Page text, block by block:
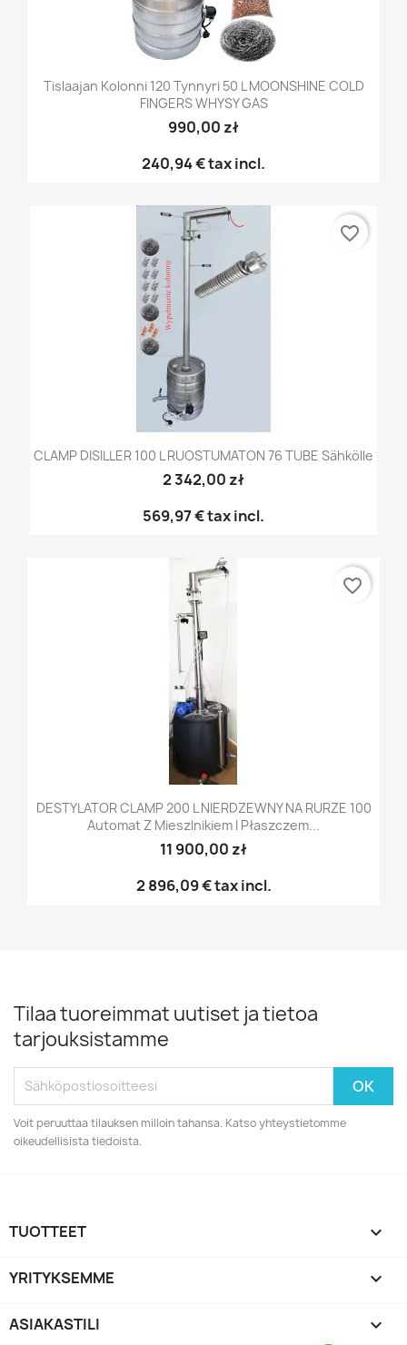
Tislaajan Kolonni 120 Tynnyri 50 L MOONSHINE COLD
FINGERS WHYSY GAS
990,00 zł
240,94 €tax incl.
CLAMP DISILLER 100 L RUOSTUMATON 76 TUBE Sähkölle
2 342,00 zł
569,97 €tax incl.
favorite_border
DESTYLATOR CLAMP 200 L NIERDZEWNY NA RURZE 100
Automat Z Mieszlnikiem I Płaszczem...
11 900,00 zł
2 896,09 €tax incl.
favorite_border
Tilaa tuoreimmat uutiset ja tietoa
tarjouksistamme
Voit peruuttaa tilauksen milloin tahansa. Katso yhteystietomme
oikeudellisista tiedoista.
TUOTTEET 
YRITYKSEMME 
ASIAKASTILI 